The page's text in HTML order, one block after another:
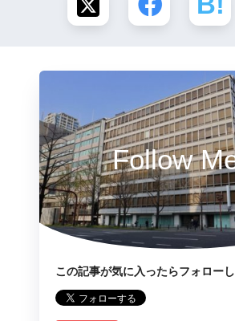
Follow
この記事が気に入ったらフォロー